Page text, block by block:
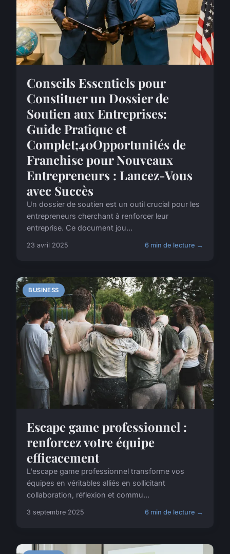
Conseils Essentiels pour
Constituer un Dossier de
Soutien aux Entreprises:
Guide Pratique et
Complet;40Opportunités de
Franchise pour Nouveaux
Entrepreneurs : Lancez-Vous
avec Succès
Un dossier de soutien est un outil crucial pour les
entrepreneurs cherchant à renforcer leur
entreprise. Ce document jou...
23 avril 2025 6 min de lecture →
BUSINESS
Escape game professionnel :
renforcez votre équipe
efficacement
L'escape game professionnel transforme vos
équipes en véritables alliés en sollicitant
collaboration, réflexion et commu...
3 septembre 2025 6 min de lecture →